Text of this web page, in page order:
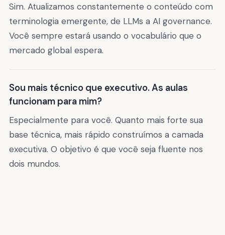
Sim. Atualizamos constantemente o conteúdo com
terminologia emergente, de LLMs a AI governance.
Você sempre estará usando o vocabulário que o
mercado global espera.
Sou mais técnico que executivo. As aulas
funcionam para mim?
Especialmente para você. Quanto mais forte sua
base técnica, mais rápido construímos a camada
executiva. O objetivo é que você seja fluente nos
dois mundos.